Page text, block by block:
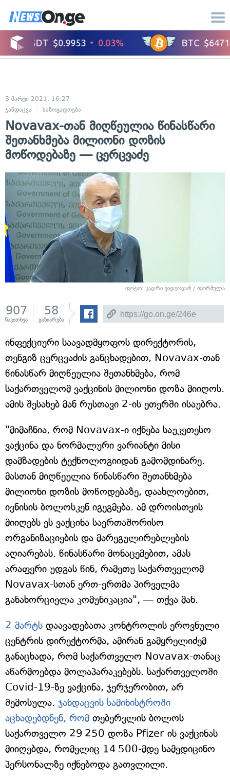
3 მარტი 2021, 16:27
ჯანდაცვა
საზოგადოება
Novavax-თან მიღწეულია წინასწარი
შეთანხმება მილიონი დოზის
მოწოდებაზე — ცერცვაძე
ფოტო: კადრი ვიდეოდან / ფორმულა
907
წაკითხვა
58
გაზიარება
ინფექციური საავადმყოფოს დირექტორის,
თენგიზ ცერცვაძის განცხადებით, Novavax-თან
წინასწარ მიღწეულია შეთანხმება, რომ
საქართველომ ვაქცინის მილიონი დოზა მიიღოს.
ამის შესახებ მან რუსთავი 2-ის ეთერში ისაუბრა.
"მიმაჩნია, რომ Novavax-ი იქნება საუკეთესო
ვაქცინა და ნორმალური ვარიანტი მისი
დამზადების ტექნოლოგიიდან გამომდინარე.
მასთან მიღწეულია წინასწარი შეთანხმება
მილიონი დოზის მოწოდებაზე, დაახლოებით,
ივნისის ბოლოსკენ იგეგმება. ამ დროისთვის
მიიღებს ეს ვაქცინა საერთაშორისო
ორგანიზაციების და მარეგულირებლების
აღიარებას. წინასწარი მონაცემებით, ამას
არაფერი უდგას წინ, რამეთუ საქართველომ
Novavax-სთან ერთ-ერთმა პირველმა
განახორციელა კომუნიკაცია", — თქვა მან.
2 მარტს დაავადებათა კონტროლის ეროვნული
ცენტრის დირექტორმა, ამირან გამყრელიძემ
განაცხადა, რომ საქართველო Novavax-თანაც
აწარმოებდა მოლაპარაკებებს. საქართველოში
Covid-19-ზე ვაქცინა, ჯერჯერობით, არ
შემოსულა. ჯანდაცვის სამინისტროში
აცხადებდნენ, რომ თებერვლის ბოლოს
საქართველო 29 250 დოზა Pfizer-ის ვაქცინას
მიიღებდა, რომელიც 14 500-მდე სამედიცინო
პერსონალზე იქნებოდა გათვლილი.